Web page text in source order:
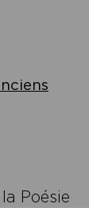
Poésie